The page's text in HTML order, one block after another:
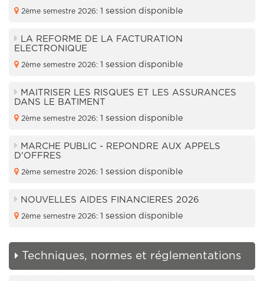
2ème semestre 2026: 1 session disponible
LA REFORME DE LA FACTURATION
ELECTRONIQUE
2ème semestre 2026: 1 session disponible
MAITRISER LES RISQUES ET LES ASSURANCES
DANS LE BATIMENT
2ème semestre 2026: 1 session disponible
MARCHE PUBLIC - REPONDRE AUX APPELS
D'OFFRES
2ème semestre 2026: 1 session disponible
NOUVELLES AIDES FINANCIERES 2026
2ème semestre 2026: 1 session disponible
Techniques, normes et réglementations